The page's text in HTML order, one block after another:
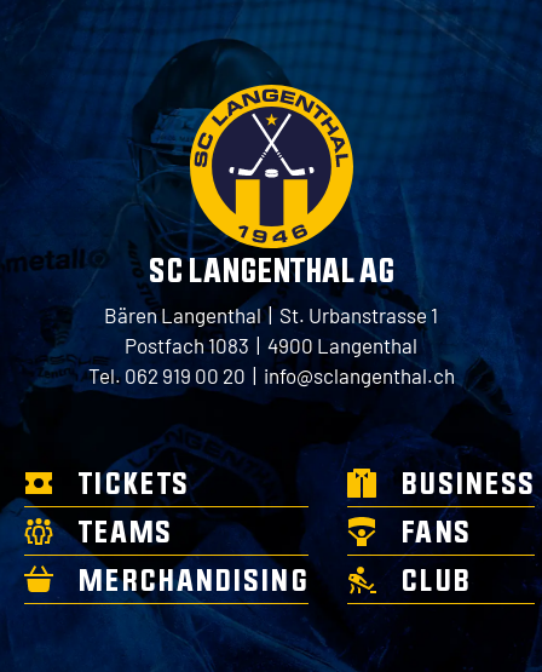
SC LANGENTHAL AG
Bären Langenthal | St. Urbanstrasse 1
Postfach 1083 | 4900 Langenthal
Tel. 062 919 00 20 | info@sclangenthal.ch
TICKETS
TEAMS
MERCHANDISING
BUSINESS
FANS
CLUB